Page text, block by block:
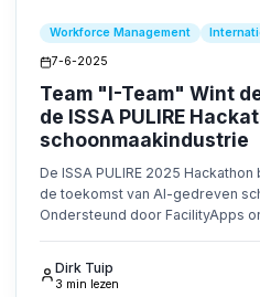
Workforce Management
7-6-2025
Team "I-Team" Wint
de ISSA PULIRE
schoonmaakindustrie
De ISSA PULIRE 2025
de toekomst van AI-gedreven
Ondersteund door FacilityApps
Dirk Tuip
3 min lezen